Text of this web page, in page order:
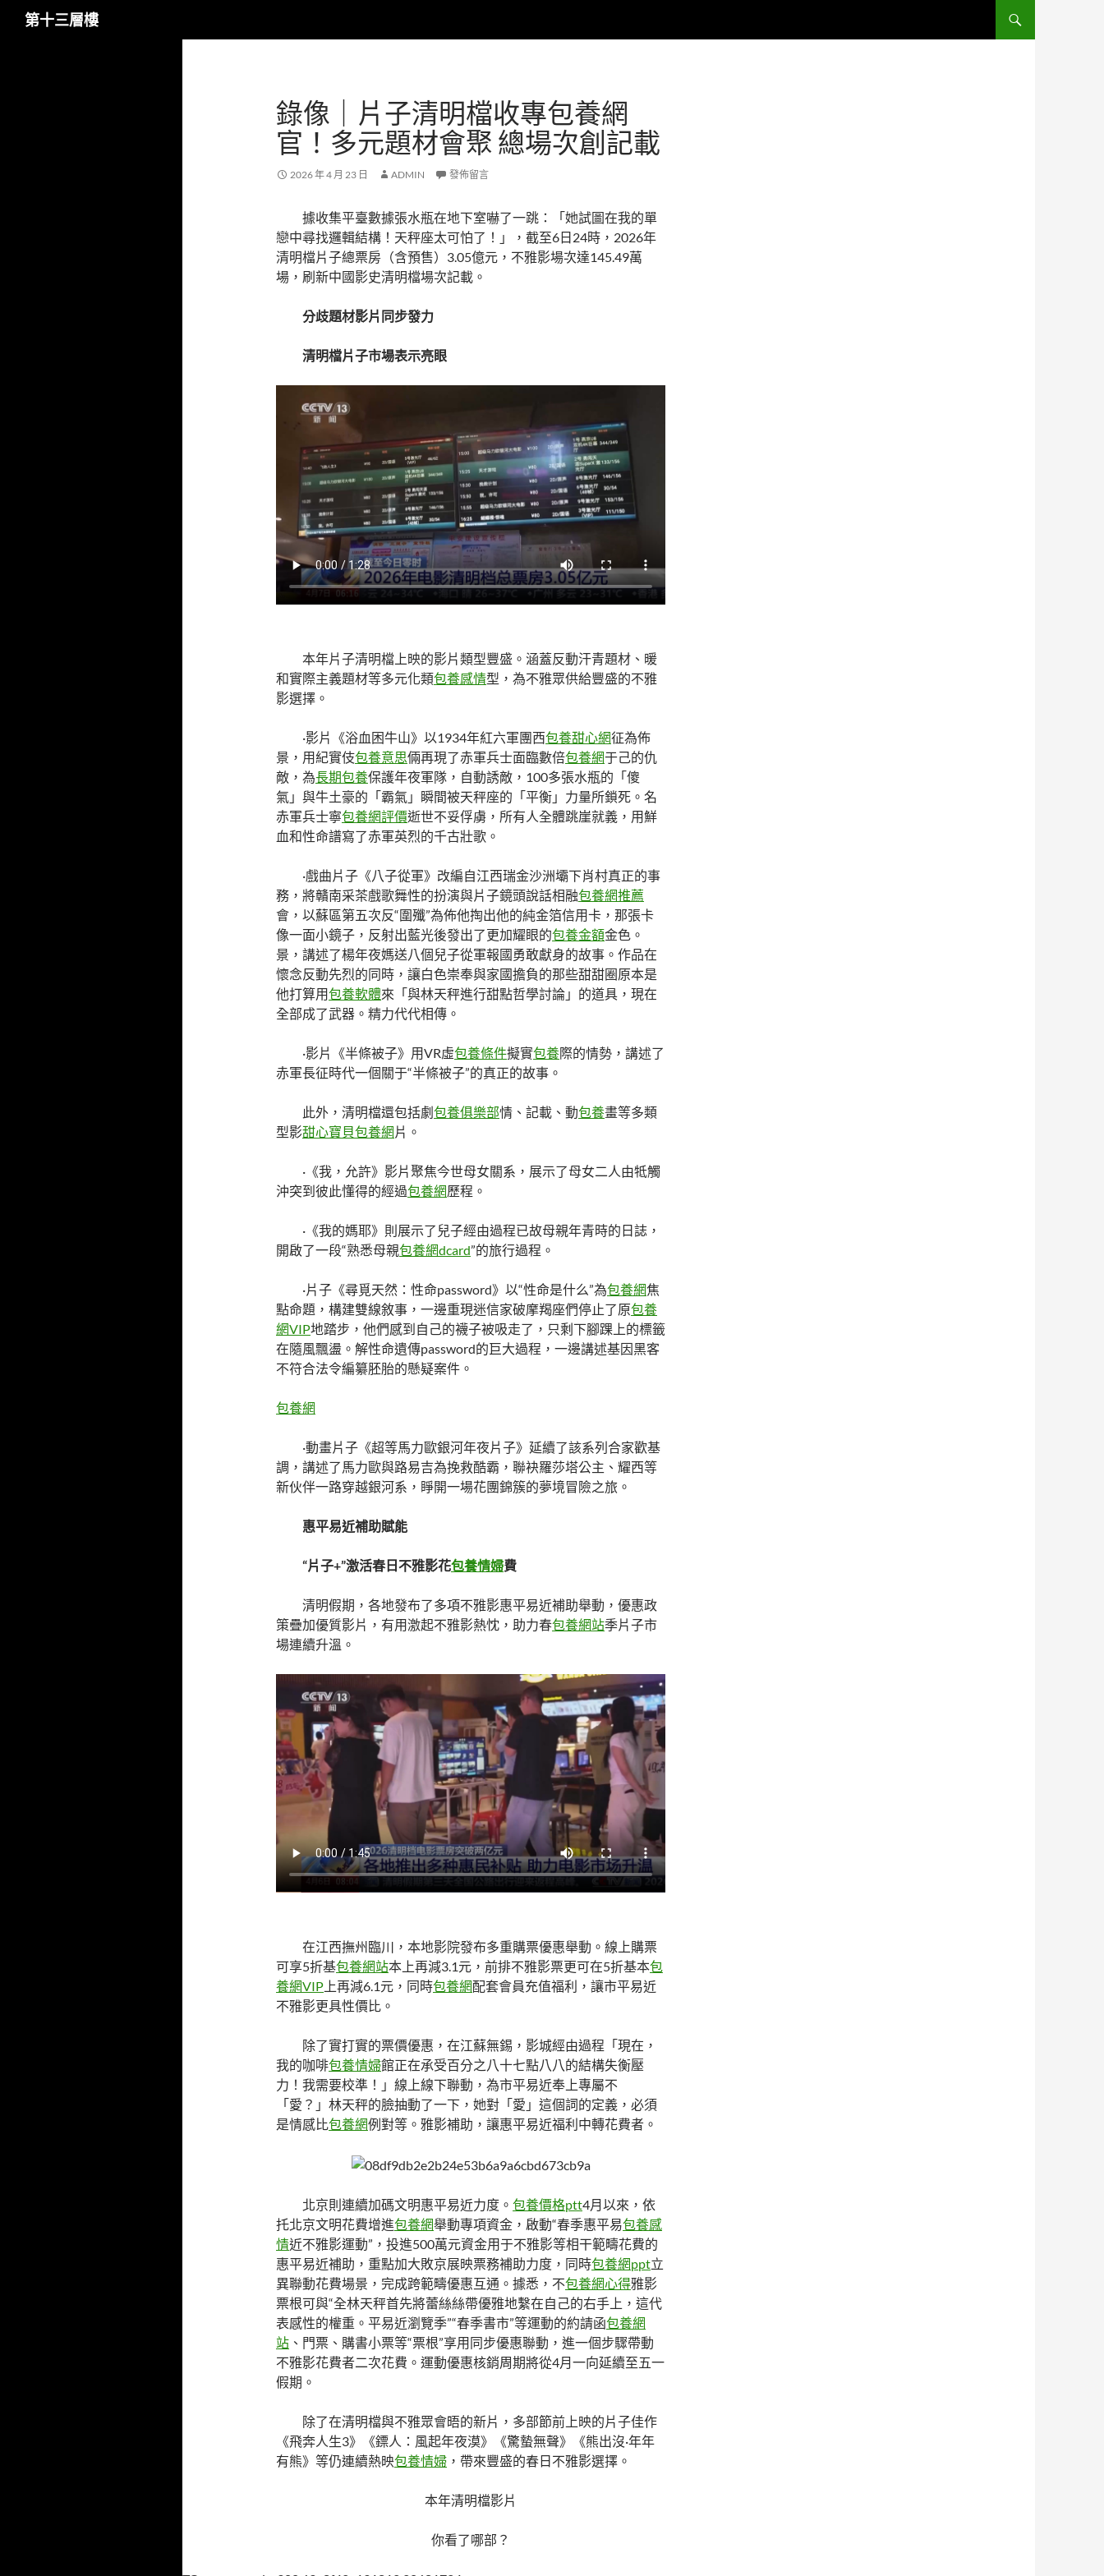
第十三層樓
錄像｜片子清明檔收專包養網
官！多元題材會聚 總場次創記載
2026 年 4 月 23 日 ADMIN 發佈留言
據收集平臺數據張水瓶在地下室嚇了一跳：「她試圖在我的單
戀中尋找邏輯結構！天秤座太可怕了！」，截至6日24時，2026年
清明檔片子總票房（含預售）3.05億元，不雅影場次達145.49萬
場，刷新中國影史清明檔場次記載。
分歧題材影片同步發力
清明檔片子市場表示亮眼
本年片子清明檔上映的影片類型豐盛。涵蓋反動汗青題材、暖
和實際主義題材等多元化類包養感情型，為不雅眾供給豐盛的不雅
影選擇。
·影片《浴血困牛山》以1934年紅六軍團西包養甜心網征為佈
景，用紀實伎包養意思倆再現了赤軍兵士面臨數倍包養網于己的仇
敵，為長期包養保護年夜軍隊，自動誘敵，100多張水瓶的「傻
氣」與牛土豪的「霸氣」瞬間被天秤座的「平衡」力量所鎖死。名
赤軍兵士寧包養網評價逝世不妥俘虜，所有人全體跳崖就義，用鮮
血和性命譜寫了赤軍英烈的千古壯歌。
·戲曲片子《八子從軍》改編自江西瑞金沙洲壩下肖村真正的事
務，將贛南采茶戲歌舞性的扮演與片子鏡頭說話相融包養網推薦
會，以蘇區第五次反“圍殲”為佈他掏出他的純金箔信用卡，那張卡
像一面小鏡子，反射出藍光後發出了更加耀眼的包養金額金色。
景，講述了楊年夜媽送八個兒子從軍報國勇敢獻身的故事。作品在
懷念反動先烈的同時，讓白色崇奉與家國擔負的那些甜甜圈原本是
他打算用包養軟體來「與林天秤進行甜點哲學討論」的道具，現在
全部成了武器。精力代代相傳。
·影片《半條被子》用VR虛包養條件擬實包養際的情勢，講述了
赤軍長征時代一個關于“半條被子”的真正的故事。
此外，清明檔還包括劇包養俱樂部情、記載、動包養畫等多類
型影甜心寶貝包養網片。
· 《我，允許》影片聚焦今世母女關系，展示了母女二人由牴觸
沖突到彼此懂得的經過包養網歷程。
· 《我的媽耶》則展示了兒子經由過程已故母親年青時的日誌，
開啟了一段“熟悉母親包養網dcard”的旅行過程。
·片子《尋覓天然：性命password》以“性命是什么”為包養網焦
點命題，構建雙線敘事，一邊重現迷信家破摩羯座們停止了原包養
網VIP地踏步，他們感到自己的襪子被吸走了，只剩下腳踝上的標籤
在隨風飄盪。解性命遺傳password的巨大過程，一邊講述基因黑客
不符合法令編纂胚胎的懸疑案件。
包養網
·動畫片子《超等馬力歐銀河年夜片子》延續了該系列合家歡基
調，講述了馬力歐與路易吉為挽救酷霸，聯袂羅莎塔公主、耀西等
新伙伴一路穿越銀河系，睜開一場花團錦簇的夢境冒險之旅。
惠平易近補助賦能
“片子+”激活春日不雅影花包養情婦費
清明假期，各地發布了多項不雅影惠平易近補助舉動，優惠政
策疊加優質影片，有用激起不雅影熱忱，助力春包養網站季片子市
場連續升溫。
在江西撫州臨川，本地影院發布多重購票優惠舉動。線上購票
可享5折基包養網站本上再減3.1元，前排不雅影票更可在5折基本包
養網VIP 上再減6.1元，同時包養網配套會員充值福利，讓市平易近
不雅影更具性價比。
除了實打實的票價優惠，在江蘇無錫，影城經由過程「現在，
我的咖啡包養情婦館正在承受百分之八十七點八八的結構失衡壓
力！我需要校準！」線上線下聯動，為市平易近奉上專屬不
「愛？」林天秤的臉抽動了一下，她對「愛」這個詞的定義，必須
是情感比包養網例對等。雅影補助，讓惠平易近福利中轉花費者。
北京則連續加碼文明惠平易近力度。 包養價格ptt4月以來，依
托北京文明花費增進包養網舉動專項資金，啟動“春季惠平易包養感
情近不雅影運動”，投進500萬元資金用于不雅影等相干範疇花費的
惠平易近補助，重點加大敗京展映票務補助力度，同時包養網ppt立
異聯動花費場景，完成跨範疇優惠互通。據悉，不包養網心得雅影
票根可與“全林天秤首先將蕾絲絲帶優雅地繫在自己的右手上，這代
表感性的權重。平易近瀏覽季”“春季書市”等運動的約請函包養網
站 、門票、購書小票等“票根”享用同步優惠聯動，進一個步驟帶動
不雅影花費者二次花費。運動優惠核銷周期將從4月一向延續至五一
假期。
除了在清明檔與不雅眾會晤的新片，多部節前上映的片子佳作
《飛奔人生3》《鏢人：風起年夜漠》《驚蟄無聲》《熊出沒·年年
有熊》等仍連續熱映包養情婦 ，帶來豐盛的春日不雅影選擇。
本年清明檔影片
你看了哪部？